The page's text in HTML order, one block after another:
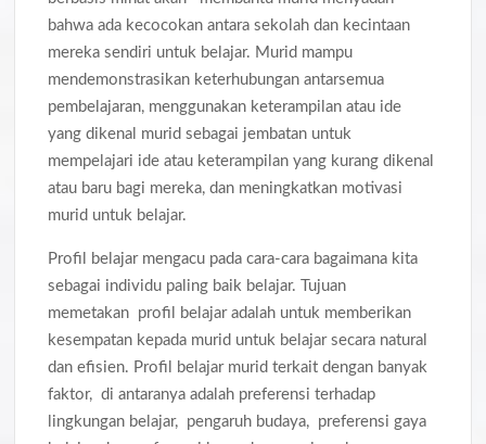
bahwa ada kecocokan antara sekolah dan kecintaan
mereka sendiri untuk belajar. Murid mampu
mendemonstrasikan keterhubungan antarsemua
pembelajaran, menggunakan keterampilan atau ide
yang dikenal murid sebagai jembatan untuk
mempelajari ide atau keterampilan yang kurang dikenal
atau baru bagi mereka, dan meningkatkan motivasi
murid untuk belajar.
Profil belajar mengacu pada cara-cara bagaimana kita
sebagai individu paling baik belajar. Tujuan
memetakan profil belajar adalah untuk memberikan
kesempatan kepada murid untuk belajar secara natural
dan efisien. Profil belajar murid terkait dengan banyak
faktor, di antaranya adalah preferensi terhadap
lingkungan belajar, pengaruh budaya, preferensi gaya